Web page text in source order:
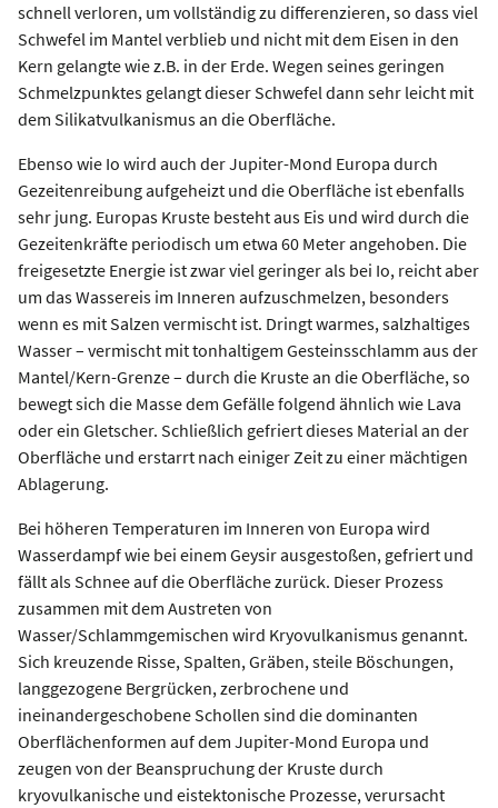
schnell verloren, um vollständig zu differenzieren, so dass viel
Schwefel im Mantel verblieb und nicht mit dem Eisen in den
Kern gelangte wie z.B. in der Erde. Wegen seines geringen
Schmelzpunktes gelangt dieser Schwefel dann sehr leicht mit
dem Silikatvulkanismus an die Oberfläche.
Ebenso wie Io wird auch der Jupiter-Mond Europa durch
Gezeitenreibung aufgeheizt und die Oberfläche ist ebenfalls
sehr jung. Europas Kruste besteht aus Eis und wird durch die
Gezeitenkräfte periodisch um etwa 60 Meter angehoben. Die
freigesetzte Energie ist zwar viel geringer als bei Io, reicht aber
um das Wassereis im Inneren aufzuschmelzen, besonders
wenn es mit Salzen vermischt ist. Dringt warmes, salzhaltiges
Wasser – vermischt mit tonhaltigem Gesteinsschlamm aus der
Mantel/Kern-Grenze – durch die Kruste an die Oberfläche, so
bewegt sich die Masse dem Gefälle folgend ähnlich wie Lava
oder ein Gletscher. Schließlich gefriert dieses Material an der
Oberfläche und erstarrt nach einiger Zeit zu einer mächtigen
Ablagerung.
Bei höheren Temperaturen im Inneren von Europa wird
Wasserdampf wie bei einem Geysir ausgestoßen, gefriert und
fällt als Schnee auf die Oberfläche zurück. Dieser Prozess
zusammen mit dem Austreten von
Wasser/Schlammgemischen wird Kryovulkanismus genannt.
Sich kreuzende Risse, Spalten, Gräben, steile Böschungen,
langgezogene Bergrücken, zerbrochene und
ineinandergeschobene Schollen sind die dominanten
Oberflächenformen auf dem Jupiter-Mond Europa und
zeugen von der Beanspruchung der Kruste durch
kryovulkanische und eistektonische Prozesse, verursacht